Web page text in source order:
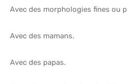
Avec des morphologies fines ou
Avec des mamans.
Avec des papas.